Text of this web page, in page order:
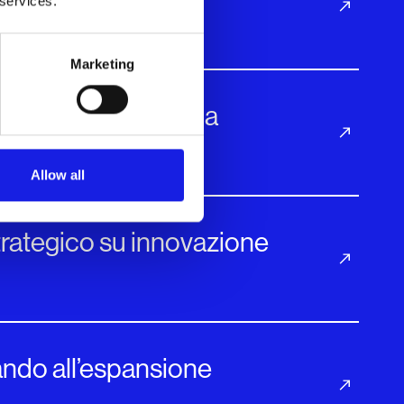
Marketing
Allow all
per una tecnologia
su innovazione
all’espansione